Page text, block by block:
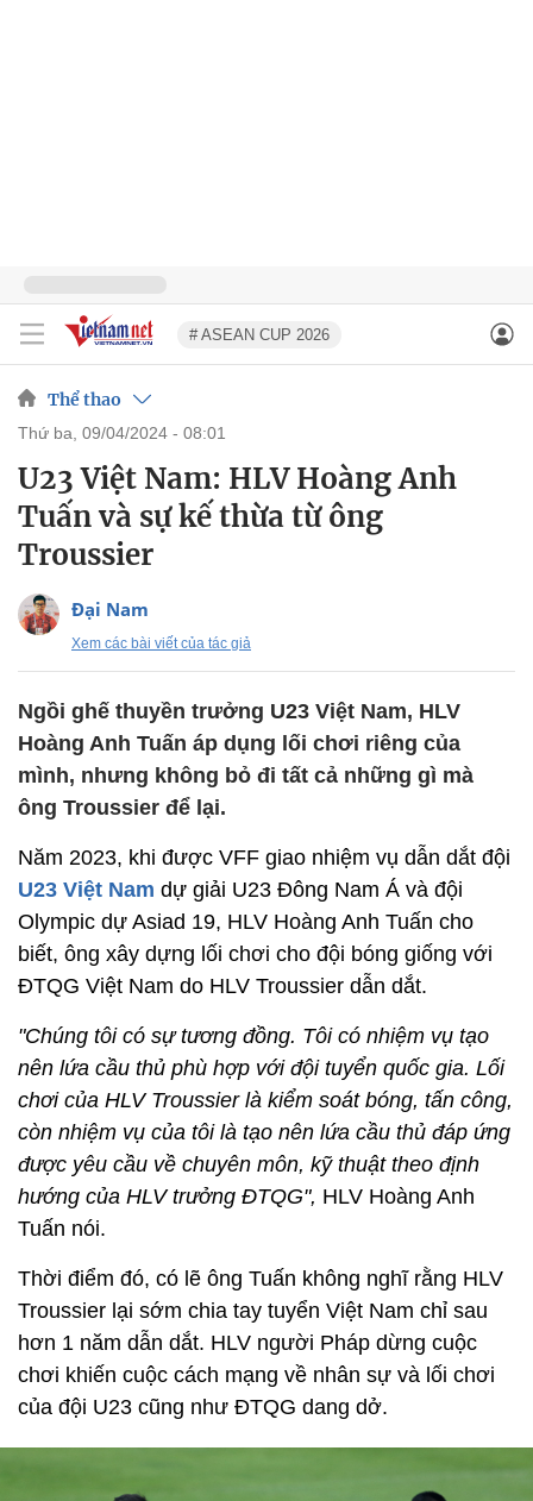
# ASEAN CUP 2026
Thể thao
thứ ba, 09/04/2024 - 08:01
U23 Việt Nam: HLV Hoàng Anh
Tuấn và sự kế thừa từ ông
Troussier
Đại Nam
Xem các bài viết của tác giả
Ngồi ghế thuyền trưởng U23 Việt Nam, HLV
Hoàng Anh Tuấn áp dụng lối chơi riêng của
mình, nhưng không bỏ đi tất cả những gì mà
ông Troussier để lại.
Năm 2023, khi được VFF giao nhiệm vụ dẫn dắt đội
U23 Việt Nam dự giải U23 Đông Nam Á và đội
Olympic dự Asiad 19, HLV Hoàng Anh Tuấn cho
biết, ông xây dựng lối chơi cho đội bóng giống với
ĐTQG Việt Nam do HLV Troussier dẫn dắt.
"Chúng tôi có sự tương đồng. Tôi có nhiệm vụ tạo
nên lứa cầu thủ phù hợp với đội tuyển quốc gia. Lối
chơi của HLV Troussier là kiểm soát bóng, tấn công,
còn nhiệm vụ của tôi là tạo nên lứa cầu thủ đáp ứng
được yêu cầu về chuyên môn, kỹ thuật theo định
hướng của HLV trưởng ĐTQG", HLV Hoàng Anh
Tuấn nói.
Thời điểm đó, có lẽ ông Tuấn không nghĩ rằng HLV
Troussier lại sớm chia tay tuyển Việt Nam chỉ sau
hơn 1 năm dẫn dắt. HLV người Pháp dừng cuộc
chơi khiến cuộc cách mạng về nhân sự và lối chơi
của đội U23 cũng như ĐTQG dang dở.